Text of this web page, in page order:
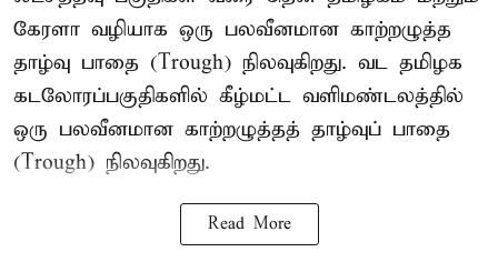
கேரளா வழியாக ஒரு பலவீனமான காற்றழுத்த
தாழ்வு பாதை (Trough) நிலவுகிறது. வட தமிழக
கடலோரப்பகுதிகளில் கீழ்மட்ட வளிமண்டலத்தில்
ஒரு பலவீனமான காற்றழுத்தத் தாழ்வுப் பாதை
(Trough) நிலவுகிறது.
Read More